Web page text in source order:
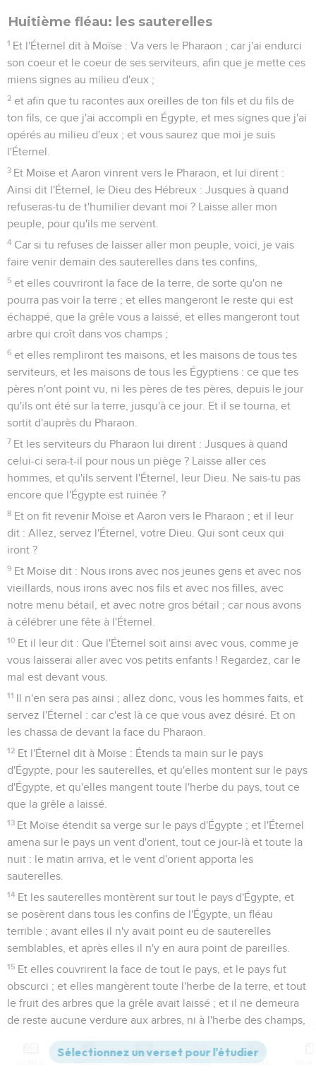
Huitième fléau: les sauterelles
1 Et l'Éternel dit à Moïse : Va vers le Pharaon ; car j'ai endurci
son coeur et le coeur de ses serviteurs, afin que je mette ces
miens signes au milieu d'eux ;
2 et afin que tu racontes aux oreilles de ton fils et du fils de
ton fils, ce que j'ai accompli en Égypte, et mes signes que j'ai
opérés au milieu d'eux ; et vous saurez que moi je suis
l'Éternel.
3 Et Moïse et Aaron vinrent vers le Pharaon, et lui dirent :
Ainsi dit l'Éternel, le Dieu des Hébreux : Jusques à quand
refuseras-tu de t'humilier devant moi ? Laisse aller mon
peuple, pour qu'ils me servent.
4 Car si tu refuses de laisser aller mon peuple, voici, je vais
faire venir demain des sauterelles dans tes confins,
5 et elles couvriront la face de la terre, de sorte qu'on ne
pourra pas voir la terre ; et elles mangeront le reste qui est
échappé, que la grêle vous a laissé, et elles mangeront tout
arbre qui croît dans vos champs ;
6 et elles rempliront tes maisons, et les maisons de tous tes
serviteurs, et les maisons de tous les Égyptiens : ce que tes
pères n'ont point vu, ni les pères de tes pères, depuis le jour
qu'ils ont été sur la terre, jusqu'à ce jour. Et il se tourna, et
sortit d'auprès du Pharaon.
7 Et les serviteurs du Pharaon lui dirent : Jusques à quand
celui-ci sera-t-il pour nous un piège ? Laisse aller ces
hommes, et qu'ils servent l'Éternel, leur Dieu. Ne sais-tu pas
encore que l'Égypte est ruinée ?
8 Et on fit revenir Moïse et Aaron vers le Pharaon ; et il leur
dit : Allez, servez l'Éternel, votre Dieu. Qui sont ceux qui
iront ?
9 Et Moïse dit : Nous irons avec nos jeunes gens et avec nos
vieillards, nous irons avec nos fils et avec nos filles, avec
notre menu bétail, et avec notre gros bétail ; car nous avons
à célébrer une fête à l'Éternel.
10 Et il leur dit : Que l'Éternel soit ainsi avec vous, comme je
vous laisserai aller avec vos petits enfants ! Regardez, car le
mal est devant vous.
11 Il n'en sera pas ainsi ; allez donc, vous les hommes faits, et
servez l'Éternel : car c'est là ce que vous avez désiré. Et on
les chassa de devant la face du Pharaon.
12 Et l'Éternel dit à Moïse : Étends ta main sur le pays
d'Égypte, pour les sauterelles, et qu'elles montent sur le pays
d'Égypte, et qu'elles mangent toute l'herbe du pays, tout ce
que la grêle a laissé.
13 Et Moïse étendit sa verge sur le pays d'Égypte ; et l'Éternel
amena sur le pays un vent d'orient, tout ce jour-là et toute la
nuit : le matin arriva, et le vent d'orient apporta les
sauterelles.
14 Et les sauterelles montèrent sur tout le pays d'Égypte, et
se posèrent dans tous les confins de l'Égypte, un fléau
terrible ; avant elles il n'y avait point eu de sauterelles
semblables, et après elles il n'y en aura point de pareilles.
15 Et elles couvrirent la face de tout le pays, et le pays fut
obscurci ; et elles mangèrent toute l'herbe de la terre, et tout
le fruit des arbres que la grêle avait laissé ; et il ne demeura
de reste aucune verdure aux arbres, ni à l'herbe des champs,
Et le Pharaon se hâta d'appeler Moïse et Aaron, et dit : J'ai
Versions Commentaires Strong